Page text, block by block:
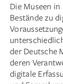
Die Museen
Bestände zu
der Deutsche
deren
digitale